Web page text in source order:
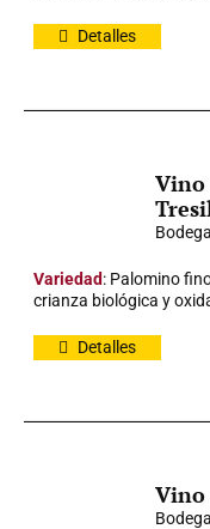
Detalles
Vino
Variedad: Palomino
crianza biológica y
Detalles
Vino